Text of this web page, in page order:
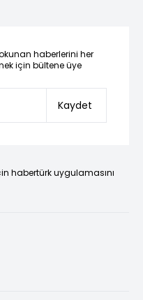
haberlerini her
için bültene üye
Kaydet
habertürk uygulamasını